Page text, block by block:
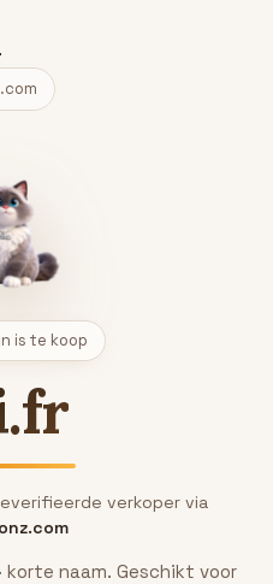
is te koop
verkoper via
korte naam. Geschikt voor